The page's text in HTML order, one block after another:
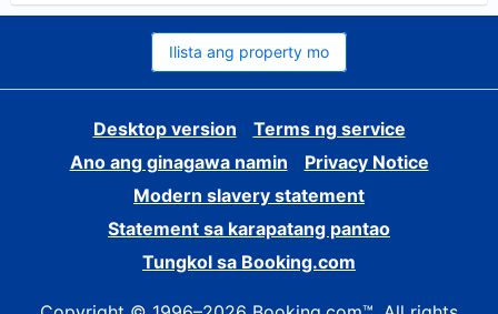
Ilista ang property mo
Desktop version
Terms ng service
Ano ang ginagawa namin
Privacy Notice
Modern slavery statement
Statement sa karapatang pantao
Tungkol sa Booking.com